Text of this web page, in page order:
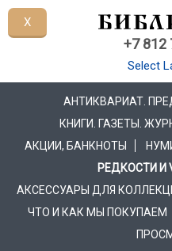
+7 812
Select
АНТИКВАРИАТ.
КНИГИ. ГАЗЕТЫ.
АКЦИИ, БАНКНОТЫ
РЕДКОСТИ И
АКСЕССУАРЫ ДЛЯ
ЧТО И КАК МЫ ПОКУПАЕМ
X